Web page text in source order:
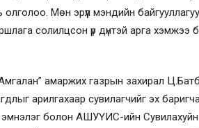
Мөн эрүүл мэндийн
солилцсон үр дүнтэй арга хэмжээ
амаржих газрын захирал
арилгахаар сувилагчийг эх
болон АШУҮИС-ийн Сувилахуйн